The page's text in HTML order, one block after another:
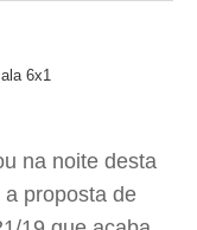
6x1
na noite desta
proposta de